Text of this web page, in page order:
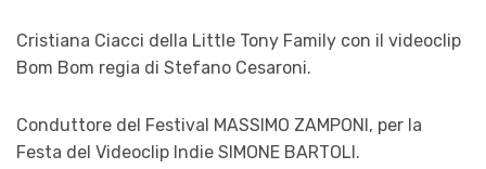
Cristiana Ciacci della Little Tony Family con il videoclip
Bom Bom regia di Stefano Cesaroni.
Conduttore del Festival MASSIMO ZAMPONI, per la
Festa del Videoclip Indie SIMONE BARTOLI.